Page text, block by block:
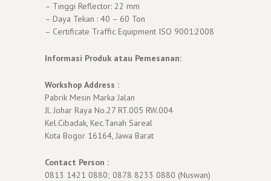
– Tinggi Reflector: 22 mm
– Daya Tekan : 40 – 60 Ton
– Certificate Traffic Equipment ISO 9001:2008
Informasi Produk atau Pemesanan:
Workshop Address :
Pabrik Mesin Marka Jalan
Jl. Johar Raya No.27 RT.005 RW.004
Kel.Cibadak, Kec.Tanah Sareal
Kota Bogor 16164, Jawa Barat
Contact Person :
0813 1421 0880; 0878 8233 0880 (Nuswan)